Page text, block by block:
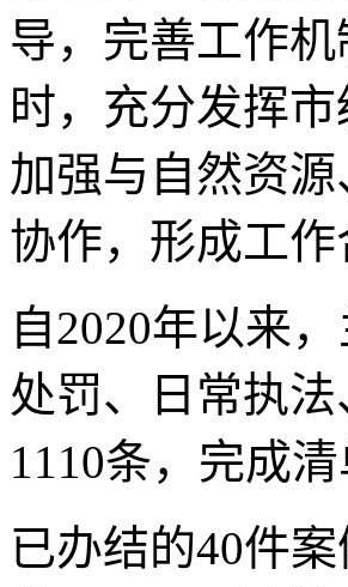
导，完善工作
时，充分发挥
加强与自然资
协作，形成工作
自2020年以来
处罚、日常执
1110条，完成
已办结的40件